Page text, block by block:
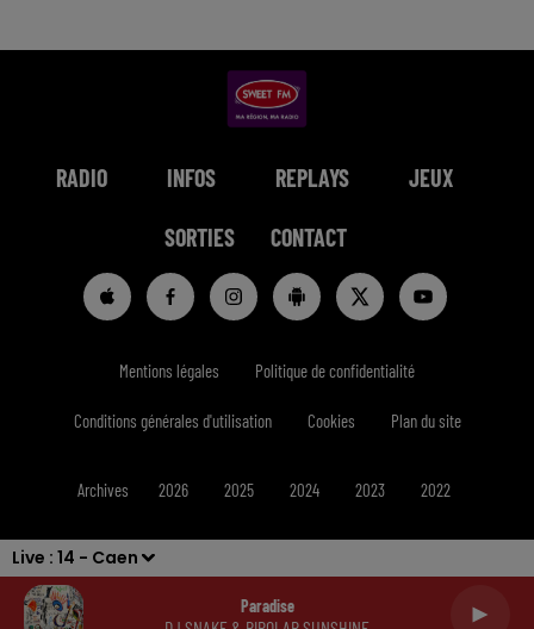
Live : 14 - Caen
Paradise
RADIO INFOS REPLAYS JEUX
SORTIES CONTACT
Mentions légales Politique de confidentialité
Conditions générales d'utilisation Cookies Plan du site
Archives 2026 2025 2024 2023 2022